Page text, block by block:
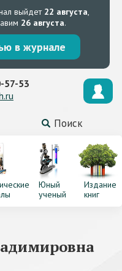
выйдет 22 августа,
26 августа.
в журнале
Поиск
57-53
Юный
ученый
Издание
книг